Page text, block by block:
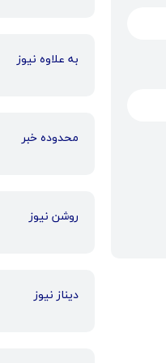
به علاوه نیوز
محدوده خبر
روشن نیوز
دیناز نیوز